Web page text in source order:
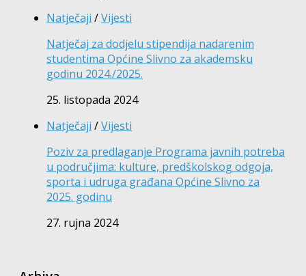
Natječaji /Vijesti
Natječaj za dodjelu stipendija nadarenim
studentima Općine Slivno za akademsku
godinu 2024./2025.
25. listopada 2024
Natječaji /Vijesti
Poziv za predlaganje Programa javnih potreba
u područjima: kulture, predškolskog odgoja,
sporta i udruga građana Općine Slivno za
2025. godinu
27. rujna 2024